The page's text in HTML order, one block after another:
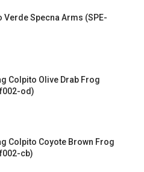
Verde Specna Arms (SPE-
Colpito Olive Drab Frog
od)
Colpito Coyote Brown Frog
cb)